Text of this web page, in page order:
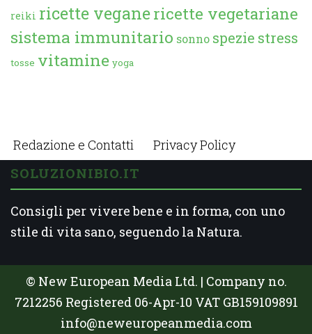
reiki ricette veganericette vegetariane
sistema immunitario sonno spezie stress
tosse vitamine yoga
Redazione e Contatti Privacy Policy
SOLUZIONIBIO.IT
Consigli per vivere bene e in forma, con uno
stile di vita sano, seguendo la Natura.
© New European Media Ltd. | Company no.
7212256 Registered 06-Apr-10 VAT GB159109891
info@neweuropeanmedia.com